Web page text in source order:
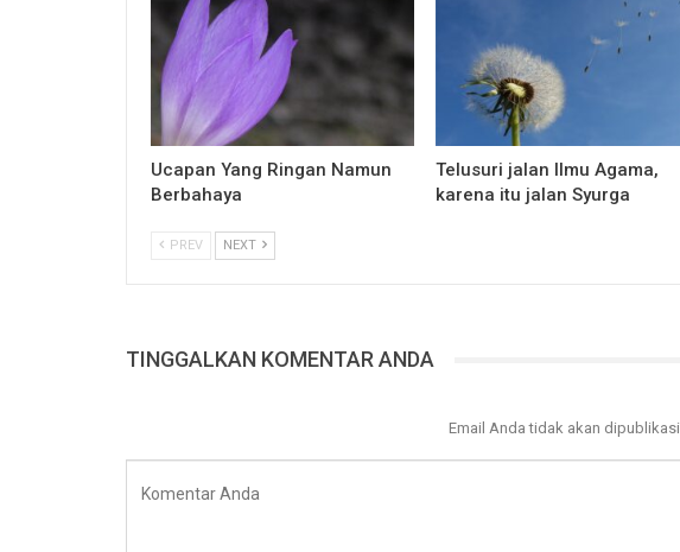
Ucapan Yang Ringan Namun
Berbahaya
Telusuri jalan Ilmu Agama,
karena itu jalan Syurga
PREV NEXT
TINGGALKAN KOMENTAR ANDA
Email Anda tidak akan dipublikasi.